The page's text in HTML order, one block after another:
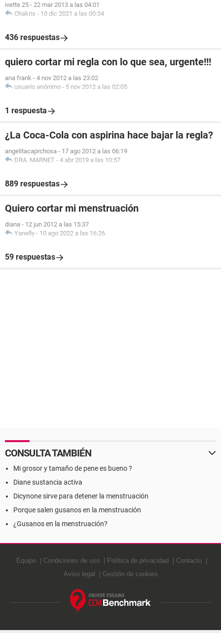
ivette 25 - 22 mar 2013 a las 04:01
Chakris - 10 dic 2021 a las 00:34
436 respuestas
quiero cortar mi regla con lo que sea, urgente!!!
ana frank - 4 nov 2012 a las 23:02
usuario anónimo - 5 nov 2012 a las 02:05
1 respuesta
¿La Coca-Cola con aspirina hace bajar la regla?
angelitacaprchosa - 17 ago 2012 a las 06:19
DRA. MARNET - 4 abr 2019 a las 10:57
889 respuestas
Quiero cortar mi menstruación
diana - 12 jun 2012 a las 15:37
Yanelly - 10 ago 2022 a las 16:26
59 respuestas
CONSULTA TAMBIÉN
Mi grosor y tamaño de pene es bueno ?
Diane sustancia activa
Dicynone sirve para detener la menstruación
Porque salen gusanos en la menstruación
¿Gusanos en la menstruación?
Equipo Condiciones de uso Política de privacidad
Contacto
Aviso legal
Gestión de cookies